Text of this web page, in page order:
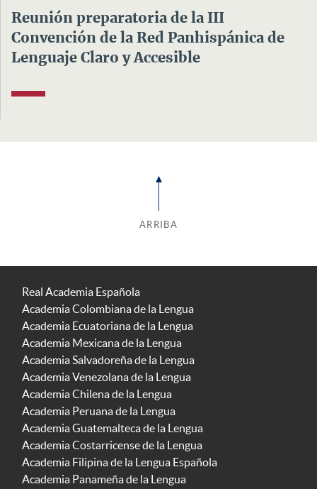
Reunión preparatoria de la III
Convención de la Red Panhispánica de
Lenguaje Claro y Accesible
ARRIBA
Real Academia Española
Academia Colombiana de la Lengua
Academia Ecuatoriana de la Lengua
Academia Mexicana de la Lengua
Academia Salvadoreña de la Lengua
Academia Venezolana de la Lengua
Academia Chilena de la Lengua
Academia Peruana de la Lengua
Academia Guatemalteca de la Lengua
Academia Costarricense de la Lengua
Academia Filipina de la Lengua Española
Academia Panameña de la Lengua